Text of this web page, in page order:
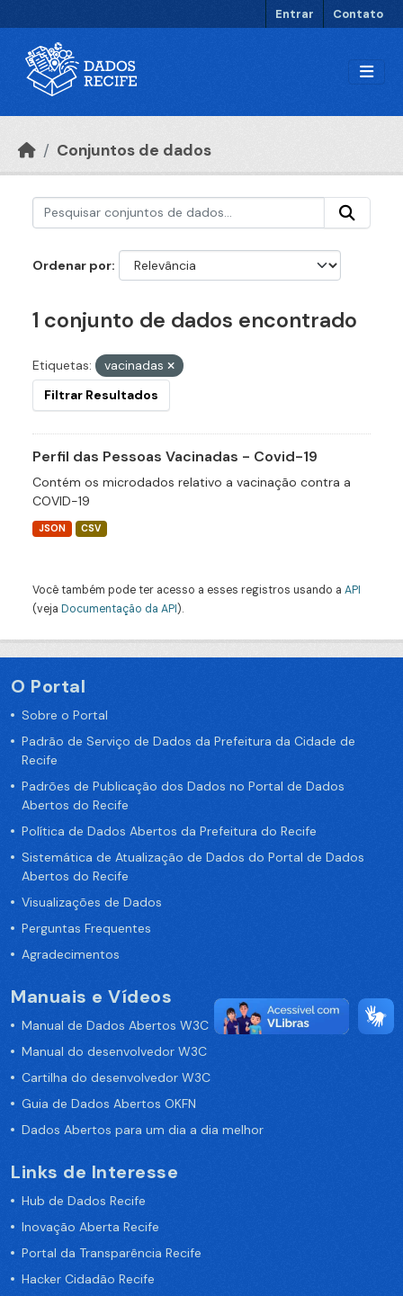
Entrar Contato
Conjuntos de dados
Ordenar por
1 conjunto de dados encontrado
Etiquetas:
vacinadas
Filtrar Resultados
Perfil das Pessoas Vacinadas - Covid-19
Contém os microdados relativo a vacinação contra a
COVID-19
JSON CSV
Você também pode ter acesso a esses registros usando a API
(veja Documentação da API).
O Portal
Sobre o Portal
Padrão de Serviço de Dados da Prefeitura da Cidade de
Recife
Padrões de Publicação dos Dados no Portal de Dados
Abertos do Recife
Política de Dados Abertos da Prefeitura do Recife
Sistemática de Atualização de Dados do Portal de Dados
Abertos do Recife
Visualizações de Dados
Perguntas Frequentes
Agradecimentos
Manuais e Vídeos
Manual de Dados Abertos W3C
Manual do desenvolvedor W3C
Cartilha do desenvolvedor W3C
Guia de Dados Abertos OKFN
Dados Abertos para um dia a dia melhor
Links de Interesse
Hub de Dados Recife
Inovação Aberta Recife
Portal da Transparência Recife
Hacker Cidadão Recife